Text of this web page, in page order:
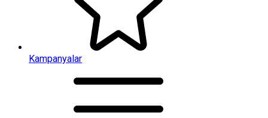
Kampanyalar